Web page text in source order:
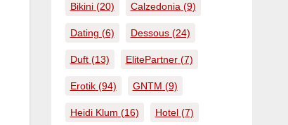
Bikini(20) Calzedonia (9)
Dating (6) Dessous(24)
Duft(13) ElitePartner(7)
Erotik(94) GNTM (9)
Heidi Klum (16) Hotel(7)